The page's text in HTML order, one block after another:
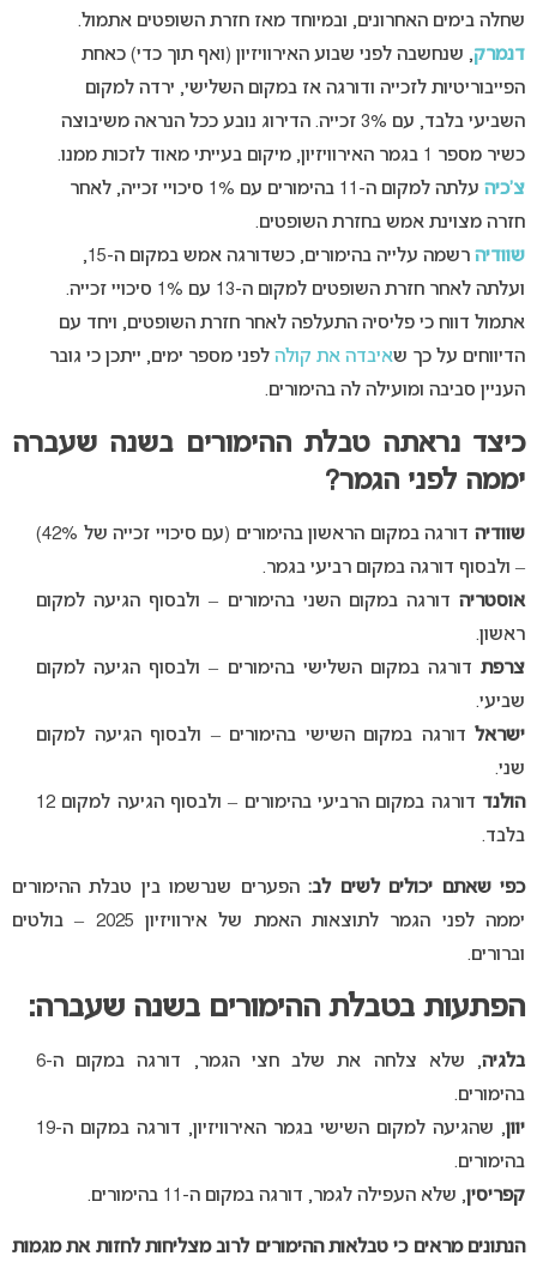
שחלה בימים האחרונים, ובמיוחד מאז חזרת השופטים אתמול.
דנמרק, שנחשבה לפני שבוע האירוויזיון (ואף תוך כדי) כאחת
הפייבוריטיות לזכייה ודורגה אז במקום השלישי, ירדה למקום
השביעי בלבד, עם 3% זכייה. הדירוג נובע ככל הנראה משיבוצה
כשיר מספר 1 בגמר האירוויזיון, מיקום בעייתי מאוד לזכות ממנו.
צ’כיה
עלתה למקום ה-11 בהימורים עם 1% סיכויי זכייה, לאחר
חזרה מצוינת אמש בחזרת השופטים.
שוודיה
רשמה עלייה בהימורים, כשדורגה אמש במקום ה-15,
ועלתה לאחר חזרת השופטים למקום ה-13 עם 1% סיכויי זכייה.
אתמול דווח כי פליסיה התעלפה לאחר חזרת השופטים, ויחד עם
הדיווחים על כך שאיבדה את קולה לפני מספר ימים, ייתכן כי גובר
העניין סביבה ומועילה לה בהימורים.
כיצד נראתה טבלת ההימורים בשנה שעברה
יממה לפני הגמר?
שוודיה
דורגה במקום הראשון בהימורים (עם סיכויי זכייה של 42%)
– ולבסוף דורגה במקום רביעי בגמר.
אוסטריה דורגה במקום השני בהימורים – ולבסוף הגיעה למקום
ראשון.
צרפת דורגה במקום השלישי בהימורים – ולבסוף הגיעה למקום
שביעי.
ישראל דורגה במקום השישי בהימורים – ולבסוף הגיעה למקום
שני.
הולנד
דורגה במקום הרביעי בהימורים – ולבסוף הגיעה למקום 12
בלבד.
כפי שאתם יכולים לשים לב:הפערים שנרשמו בין טבלת ההימורים
יממה לפני הגמר לתוצאות האמת של אירוויזיון 2025 – בולטים
וברורים.
הפתעות בטבלת ההימורים בשנה שעברה:
בלגיה
, שלא צלחה את שלב חצי הגמר, דורגה במקום ה-6
בהימורים.
יוון
, שהגיעה למקום השישי בגמר האירוויזיון, דורגה במקום ה-19
בהימורים.
קפריסין, שלא העפילה לגמר, דורגה במקום ה-11 בהימורים.
הנתונים מראים כי טבלאות ההימורים לרוב מצליחות לחזות את מגמות